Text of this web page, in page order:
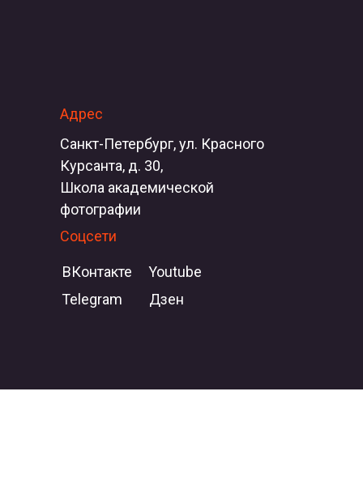
Санкт-Петербург, ул. Красного
Курсанта, д. 30,
Школа академической
фотографии
Соцсети
Адрес
ВКонтакте
Youtube
Telegram
Дзен